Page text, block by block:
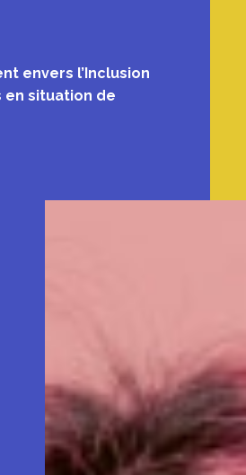
envers l’Inclusion
en situation de